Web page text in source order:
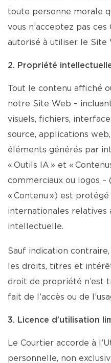
toute personne morale
vous n’acceptez pas ces
autorisé à utiliser le Site
2. Propriété
Tout le contenu affiché
notre Site Web –
visuels, fichiers,
source, applications
éléments générés par
« Outils IA » et «
commerciaux ou logos
« Contenu ») est
internationales relatives
intellectuelle.
Sauf indication
les droits, titres et
droit de propriété n’est
fait de l’accès ou de
3. Licence d’utilisation
Le Courtier accorde à
personnelle, non